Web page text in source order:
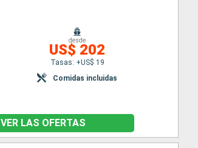
desde
US$ 202
Tasas: +US$ 19
Comidas incluidas
VER LAS OFERTAS